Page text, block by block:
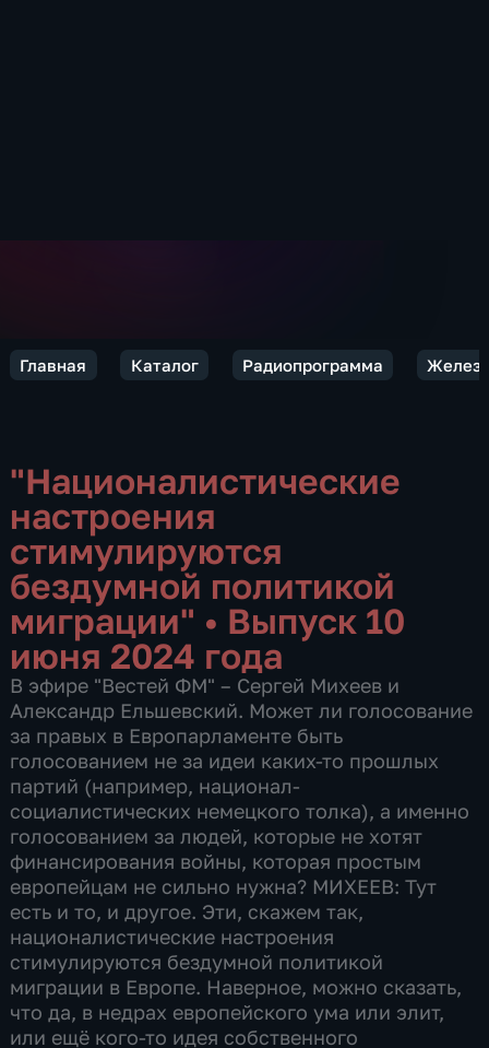
Главная Каталог Радиопрограмма
"Националистические
настроения
стимулируются
бездумной политикой
миграции" • Выпуск 10
июня 2024 года
В эфире "Вестей ФМ" – Сергей Михеев и
Александр Ельшевский. Может ли голосование
за правых в Европарламенте быть
голосованием не за идеи каких-то прошлых
партий (например, национал-
социалистических немецкого толка), а именно
голосованием за людей, которые не хотят
финансирования войны, которая простым
европейцам не сильно нужна? МИХЕЕВ: Тут
есть и то, и другое. Эти, скажем так,
националистические настроения
стимулируются бездумной политикой
миграции в Европе. Наверное, можно сказать,
что да, в недрах европейского ума или элит,
или ещё кого-то идея собственного